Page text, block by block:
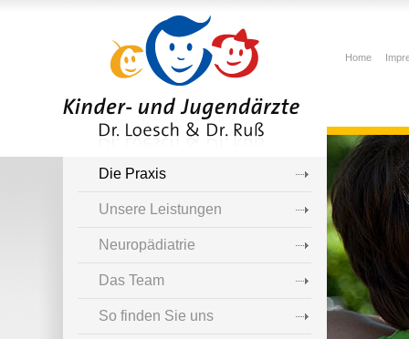
Die Praxis
Unsere Leistungen
Neuropädiatrie
Das Team
So finden Sie uns
Home